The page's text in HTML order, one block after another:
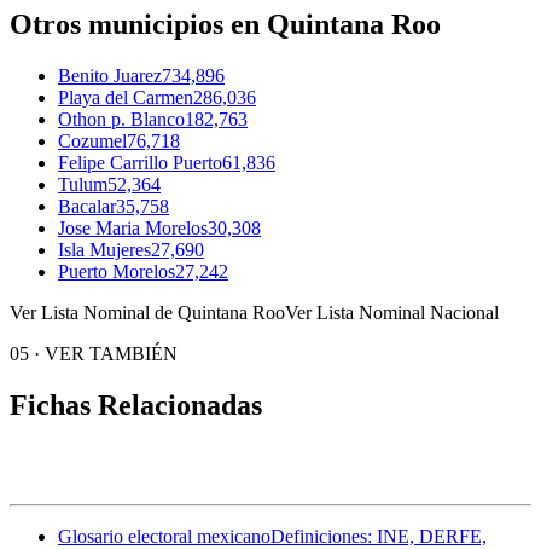
Otros municipios en Quintana Roo
Benito Juarez734,896
Playa del Carmen286,036
Othon p. Blanco182,763
Cozumel76,718
Felipe Carrillo Puerto61,836
Tulum52,364
Bacalar35,758
Jose Maria Morelos30,308
Isla Mujeres27,690
Puerto Morelos27,242
Ver Lista Nominal de Quintana RooVer Lista Nominal Nacional
05 · VER TAMBIÉN
Fichas Relacionadas
Glosario electoral mexicanoDefiniciones: INE, DERFE,